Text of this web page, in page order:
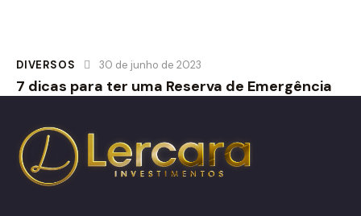
DIVERSOS 30 de junho de 2023
7 dicas para ter uma Reserva de Emergência